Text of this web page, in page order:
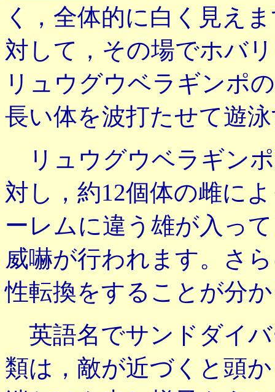
く，全体的に白く見え
対して，その場でホバ
リュウグウベラギンポ
長い体を波打たせて遊
リュウグウベラギン
対し，約12個体の雌に
ーレムに違う雄が入っ
威嚇が行われます。さ
性転換をすることが分
英語名でサンドダイ
類は，敵が近づくと頭